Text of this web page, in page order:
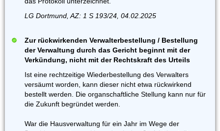
LG Dortmund, AZ: 1 S 193/24, 04.02.2025
Zur rückwirkenden Verwalterbestellung / Bestellung
der Verwaltung durch das Gericht beginnt mit der
Verkündung, nicht mit der Rechtskraft des Urteils
Ist eine rechtzeitige Wiederbestellung des Verwalters
versäumt worden, kann dieser nicht etwa rückwirkend
bestellt werden. Die organschaftliche Stellung kann nur für
die Zukunft begründet werden.
War die Hausverwaltung für ein Jahr im Wege der